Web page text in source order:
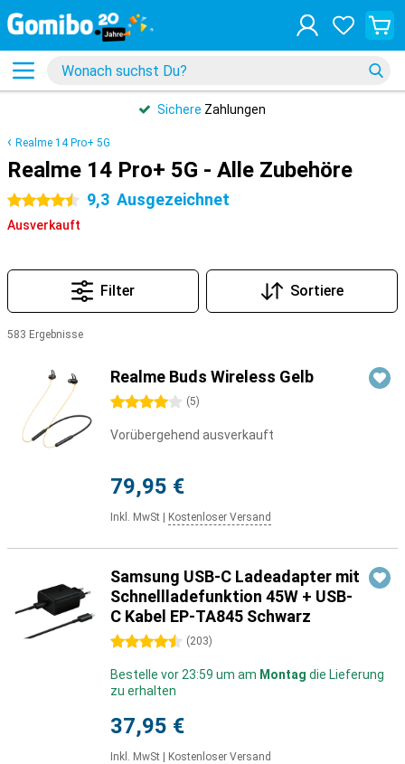
Sichere Zahlungen
Realme 14 Pro+ 5G
Realme 14 Pro+ 5G - Alle Zubehöre
4.5 Sterne 9,3 Ausgezeichnet
Ausverkauft
Filter Sortiere
583 Ergebnisse
Realme Buds Wireless Gelb
4 Sterne (5)
Vorübergehend ausverkauft
79,95 €
Inkl. MwSt Kostenloser Versand
Samsung USB-C Ladeadapter mit
Schnellladefunktion 45W + USB-
C Kabel EP-TA845 Schwarz
4.5 Sterne (203)
Bestelle vor 23:59 um am Montag die Lieferung
zu erhalten
37,95 €
Inkl. MwSt Kostenloser Versand